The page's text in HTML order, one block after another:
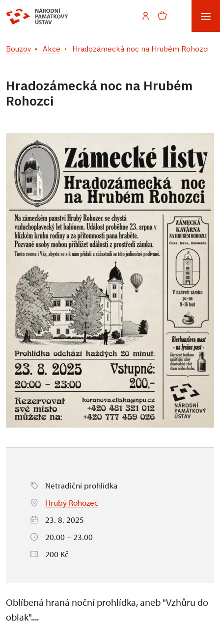
Bouzov Akce Hradozámecká noc na Hrubém Rohozci
Hradozámecká noc na Hrubém
Rohozci
Netradiční prohlídka
Hrubý Rohozec
23. 8. 2025
20.00 – 23.00
200 Kč
Oblíbená hraná noční prohlídka, aneb "Vzhůru do
oblak"....